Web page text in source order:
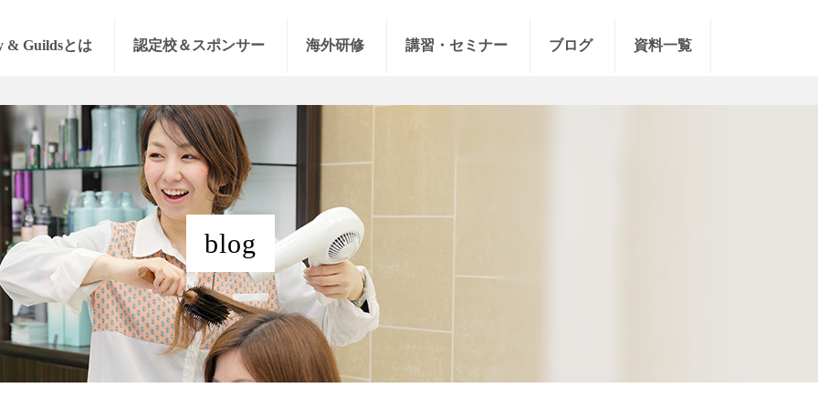
& Guildsとは 認定校＆スポンサー 海外研修 講習・セミナー ブログ 資料一覧
blog